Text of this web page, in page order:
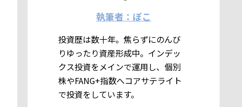
執筆者：ぽこ
投資歴は数十年。焦らずにのんび
りゆったり資産形成中。インデッ
クス投資をメインで運用し、個別
株やFANG+指数へコアサテライト
で投資をしています。